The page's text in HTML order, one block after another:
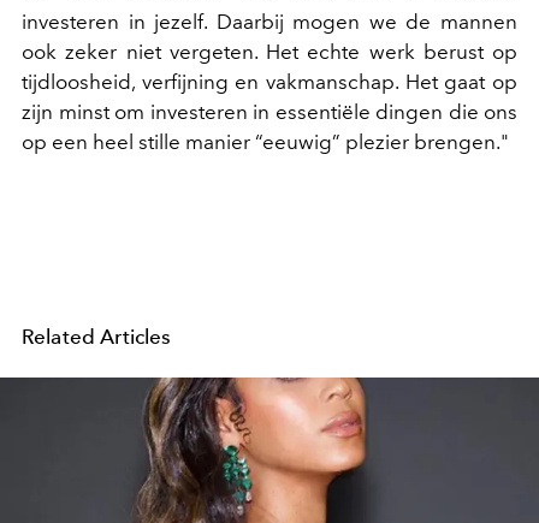
investeren in jezelf. Daarbij mogen we de mannen
ook zeker niet vergeten.Het echte werk berust op
tijdloosheid, verfijning en vakmanschap. Het gaat op
zijn minst om investeren in essentiële dingen die ons
op een heel stille manier “eeuwig” plezier brengen."
Related Articles